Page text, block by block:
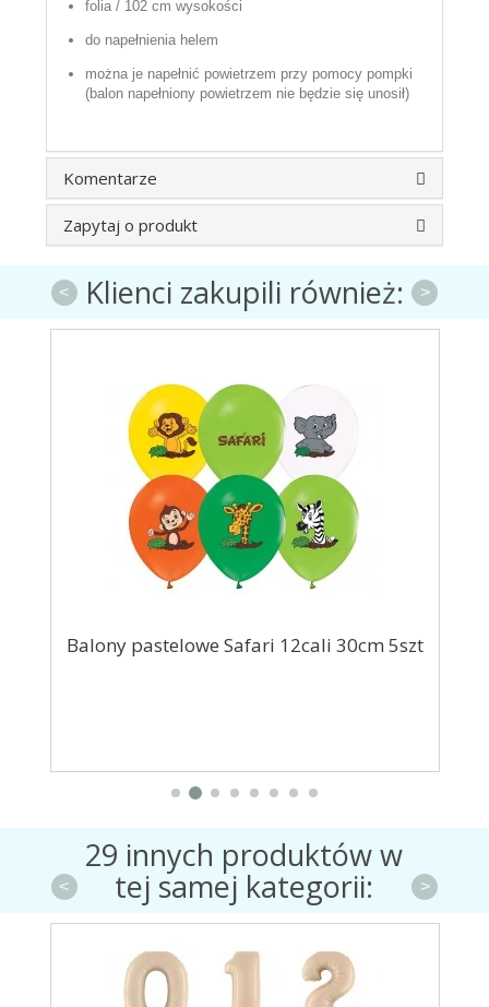
folia / 102 cm wysokości
do napełnienia helem
można je napełnić powietrzem przy pomocy pompki
(balon napełniony powietrzem nie będzie się unosił)
Komentarze
Zapytaj o produkt
Klienci zakupili również:
Balony pastelowe Safari 12cali 30cm 5szt
< >
29 innych produktów w
tej samej kategorii:
< >